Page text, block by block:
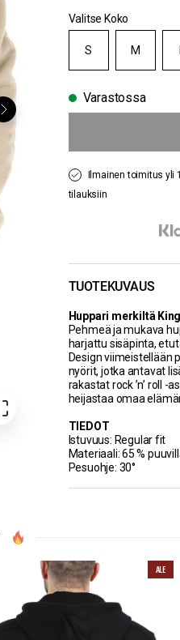
Valitse Koko
S M
Varastossa
Ilmainen toimitus yli
tilauksiin
TUOTEKUVAUS
Huppari merkiltä
Pehmeä ja mukava
harjattu sisäpinta,
Design viimeistellään
nyörit, jotka antavat
rakastat rock ’n’ roll -
heijastaa omaa
TIEDOT
Istuvuus: Regular fit
Materiaali: 65 %
Pesuohje: 30°
ALE